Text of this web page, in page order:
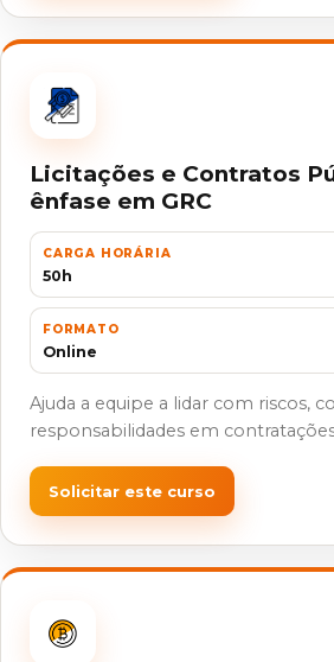
Licitações e Contratos
ênfase em GRC
CARGA HORÁRIA
50h
FORMATO
Online
Ajuda a equipe a lidar com riscos,
responsabilidades em
Solicitar este curso